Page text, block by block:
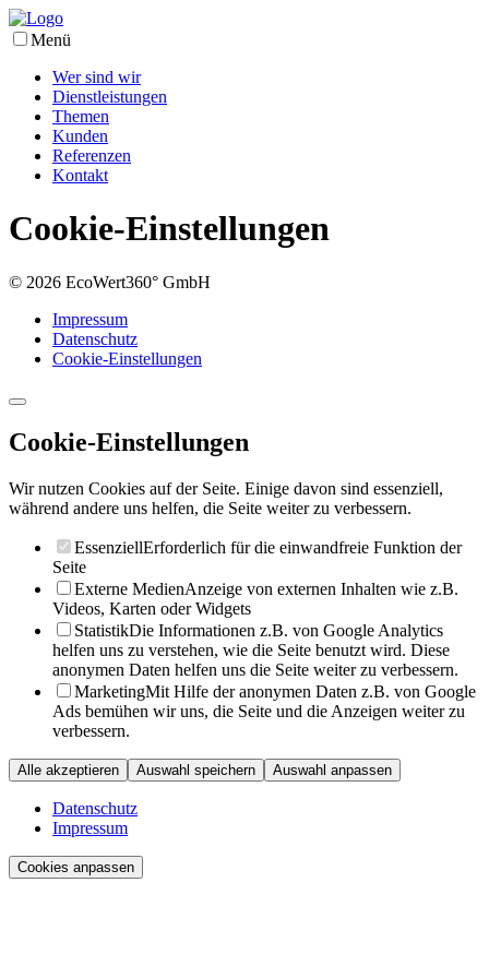
Menü
Wer sind wir
Dienstleistungen
Themen
Kunden
Referenzen
Kontakt
Cookie-Einstellungen
© 2026 EcoWert360° GmbH
Impressum
Datenschutz
Cookie-Einstellungen
Cookie-Einstellungen
Wir nutzen Cookies auf der Seite. Einige davon sind essenziell,
während andere uns helfen, die Seite weiter zu verbessern.
EssenziellErforderlich für die einwandfreie Funktion der
Seite
Externe MedienAnzeige von externen Inhalten wie z.B.
Videos, Karten oder Widgets
StatistikDie Informationen z.B. von Google Analytics
helfen uns zu verstehen, wie die Seite benutzt wird. Diese
anonymen Daten helfen uns die Seite weiter zu verbessern.
MarketingMit Hilfe der anonymen Daten z.B. von Google
Ads bemühen wir uns, die Seite und die Anzeigen weiter zu
verbessern.
Alle akzeptieren Auswahl speichern Auswahl anpassen
Datenschutz
Impressum
Cookies anpassen